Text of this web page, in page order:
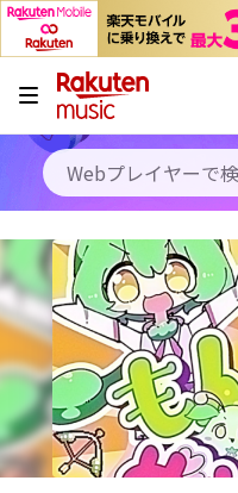
キャンペーン
料金プラン
使い方
初回30日間無料お試し